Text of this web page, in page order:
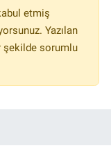
etmiş
Yazılan
şekilde sorumlu